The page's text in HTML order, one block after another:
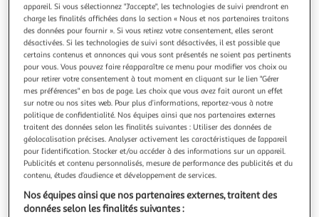
Illustration
précédente
Illustration
suivante
PARIS PRIX
Table d'appoint en bois duxbury 60cm naturel
Informations Techniques : Dimensions : D. 35 x H. 60 cm
Matière : Bois (Hévéa) Spécificités : Pratique & Élégante
Table d'appoint ronde Pieds cylindriques Nombre de colis : 1
Poids max supporté : 100 kg Poids : 6 kg Couleur : Naturel
En savoir +
Vous voulez connaître le prix de ce produit ?
appareil. Si vous sélectionnez "J'accepte", les technologies de suivi prendront en
charge les finalités affichées dans la section « Nous et nos partenaires traitons
des données pour fournir ». Si vous retirez votre consentement, elles seront
désactivées. Si les technologies de suivi sont désactivées, il est possible que
certains contenus et annonces qui vous sont présentés ne soient pas pertinents
pour vous. Vous pouvez faire réapparaître ce menu pour modifier vos choix ou
pour retirer votre consentement à tout moment en cliquant sur le lien "Gérer
mes préférences" en bas de page. Les choix que vous avez fait auront un effet
sur notre ou nos sites web. Pour plus d’informations, reportez-vous à notre
politique de confidentialité. Nos équipes ainsi que nos partenaires externes
traitent des données selon les finalités suivantes : Utiliser des données de
géolocalisation précises. Analyser activement les caractéristiques de l’appareil
pour l’identification. Stocker et/ou accéder à des informations sur un appareil.
Publicités et contenu personnalisés, mesure de performance des publicités et du
contenu, études d’audience et développement de services.
Nos équipes ainsi que nos partenaires externes, traitent des
données selon les finalités suivantes :